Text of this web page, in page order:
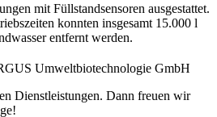
mit Füllstandsensoren ausgestattet.
konnten insgesamt 15.000 l
entfernt werden.
Umweltbiotechnologie GmbH
Dienstleistungen. Dann freuen wir